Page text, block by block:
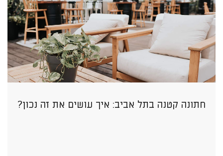
חתונה קטנה בתל אביב: איך עושים את זה נכון?